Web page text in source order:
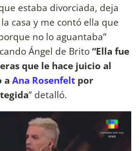
estaba divorciada, deja
casa y me contó ella que
no lo aguantaba”
Ángel de Brito“Ella fue
que le hace juicio al
a Ana Rosenfelt por
” detalló.